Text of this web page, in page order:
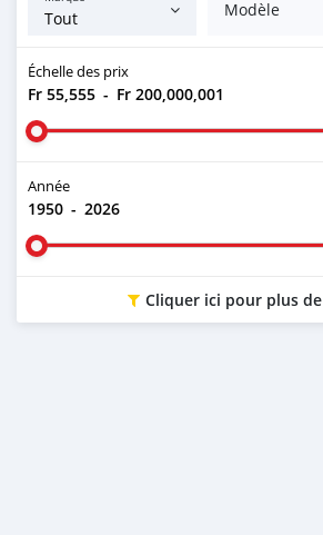
Modèle
Échelle des prix
Fr 55,555 - Fr 200,000,001
Année
1950 - 2026
Cliquer ici pour plus